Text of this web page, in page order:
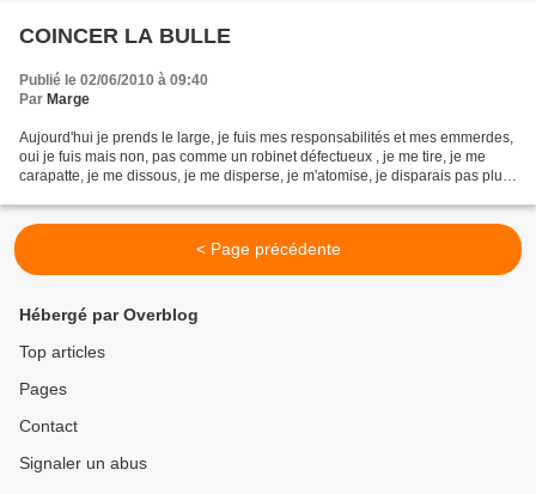
COINCER LA BULLE
Publié le 02/06/2010 à 09:40
Par Marge
Aujourd'hui je prends le large, je fuis mes responsabilités et mes emmerdes,
oui je fuis mais non, pas comme un robinet défectueux , je me tire, je me
carapatte, je me dissous, je me disperse, je m'atomise, je disparais pas plus
< Page précédente
Hébergé par Overblog
Top articles
Pages
Contact
Signaler un abus